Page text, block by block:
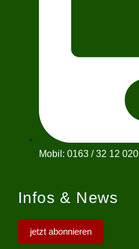
Mobil: 0163 / 32 12 020
Infos & News
jetzt abonnieren